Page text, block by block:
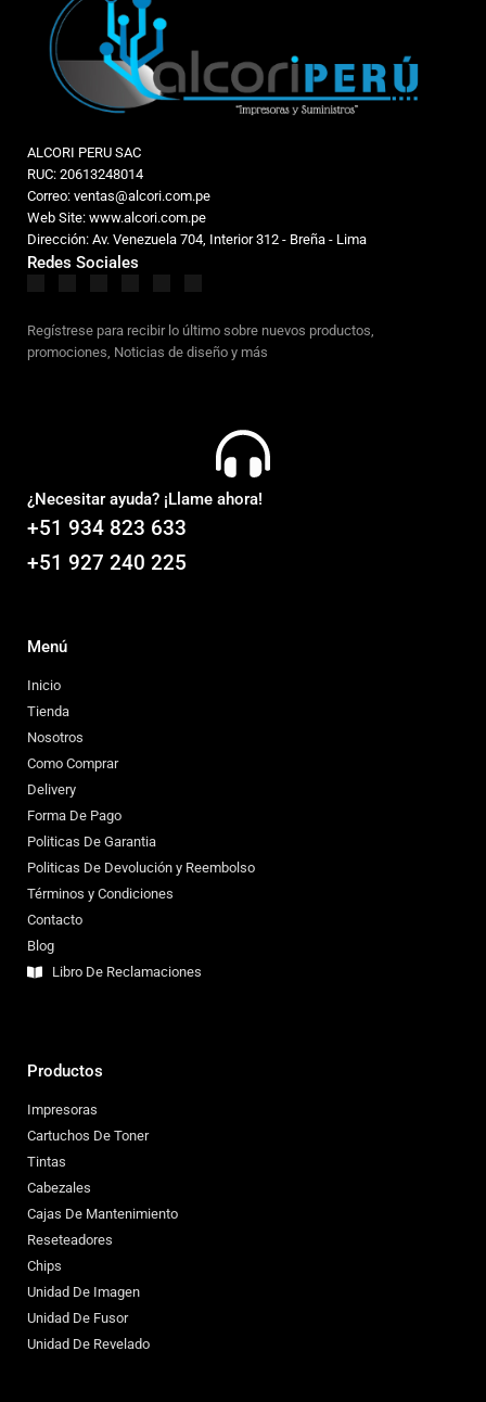
ALCORI PERU SAC
RUC: 20613248014
Correo: ventas@alcori.com.pe
Web Site: www.alcori.com.pe
Dirección: Av. Venezuela 704, Interior 312 - Breña - Lima
Redes Sociales
Regístrese para recibir lo último sobre nuevos productos,
promociones, Noticias de diseño y más
¿Necesitar ayuda? ¡Llame ahora!
+51 934 823 633
+51 927 240 225
Menú
Inicio
Tienda
Nosotros
Como Comprar
Delivery
Forma De Pago
Politicas De Garantia
Politicas De Devolución y Reembolso
Términos y Condiciones
Contacto
Blog
Libro De Reclamaciones
Productos
Impresoras
Cartuchos De Toner
Tintas
Cabezales
Cajas De Mantenimiento
Reseteadores
Chips
Unidad De Imagen
Unidad De Fusor
Unidad De Revelado